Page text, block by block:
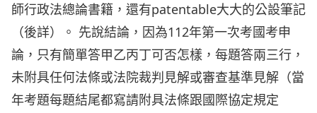
師行政法總論書籍，還有patentable大大的公設筆記
（後詳）。 先說結論，因為112年第一次考國考申
論，只有簡單答甲乙丙丁可否怎樣，每題答兩三行，
未附具任何法條或法院裁判見解或審查基準見解（當
年考題每題結尾都寫請附具法條跟國際協定規定